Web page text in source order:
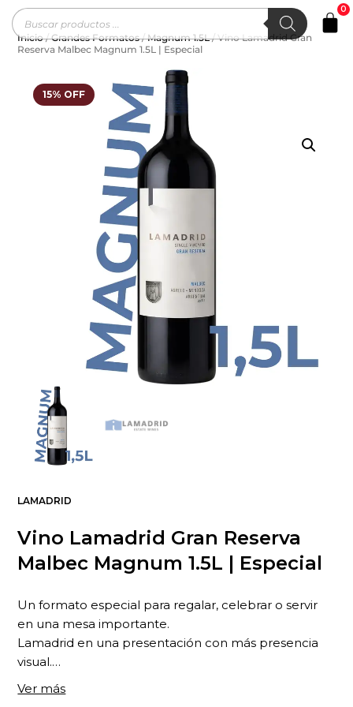
0
15% OFF
Inicio/Grandes Formatos/Magnum 1.5L/ Vino Lamadrid Gran
Reserva Malbec Magnum 1.5L | Especial
LAMADRID
Vino Lamadrid Gran Reserva
Malbec Magnum 1.5L | Especial
Un formato especial para regalar, celebrar o servir
en una mesa importante.
Lamadrid en una presentación con más presencia
visual.
Qué es
Ver más